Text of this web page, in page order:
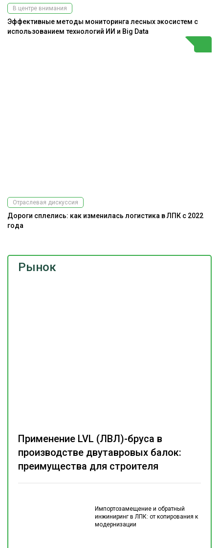
Рынок
Импортозамещение и обратный
инжиниринг в ЛПК: от копирования к
модернизации
Применение LVL (ЛВЛ)-бруса в
производстве двутавровых балок:
преимущества для строителя
В центре внимания
Эффективные методы мониторинга лесных экосистем с
использованием технологий ИИ и Big Data
Отраслевая дискуссия
Дороги сплелись: как изменилась логистика в ЛПК с 2022
года